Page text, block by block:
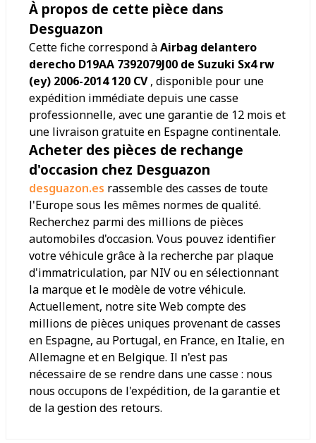
À propos de cette pièce dans
Desguazon
Cette fiche correspond àAirbag delantero
derecho D19AA 7392079J00 de Suzuki Sx4 rw
(ey) 2006-2014 120 CV, disponible pour une
expédition immédiate depuis une casse
professionnelle, avec une garantie de 12 mois et
une livraison gratuite en Espagne continentale.
Acheter des pièces de rechange
d'occasion chez Desguazon
desguazon.es rassemble des casses de toute
l'Europe sous les mêmes normes de qualité.
Recherchez parmi des millions de pièces
automobiles d'occasion. Vous pouvez identifier
votre véhicule grâce à la recherche par plaque
d'immatriculation, par NIV ou en sélectionnant
la marque et le modèle de votre véhicule.
Actuellement, notre site Web compte des
millions de pièces uniques provenant de casses
en Espagne, au Portugal, en France, en Italie, en
Allemagne et en Belgique. Il n'est pas
nécessaire de se rendre dans une casse : nous
nous occupons de l'expédition, de la garantie et
de la gestion des retours.